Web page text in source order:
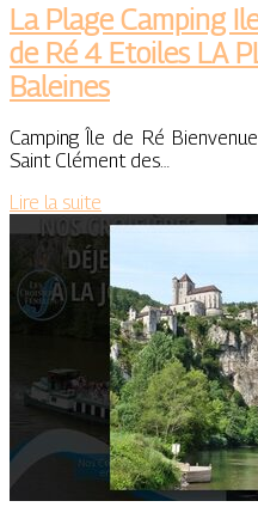
La Plage Camping
de Ré 4 Etoiles LA
Baleines
Camping Île de Ré
Saint Clément des…
Lire la suite